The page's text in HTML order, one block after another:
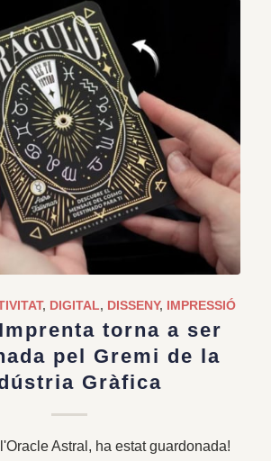
, DIGITAL, DISSENY, IMPRESSIÓ
torna a ser
pel Gremi de la
Gràfica
Astral, ha estat guardonada!